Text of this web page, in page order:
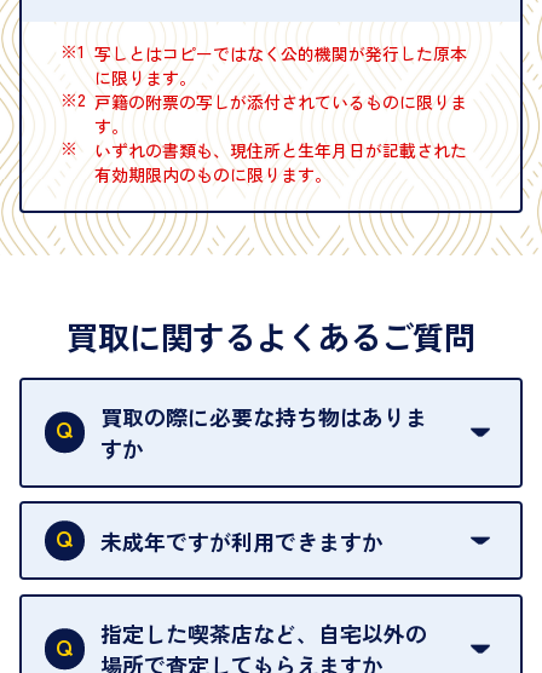
※1 写しとはコピーではなく公的機関が発行した原本
に限ります。
※2 戸籍の附票の写しが添付されているものに限りま
す。
※
いずれの書類も、現住所と生年月日が記載された
有効期限内のものに限ります。
買取に関するよくあるご質問
買取の際に必要な持ち物はありま
すか
本人確認書類をご用意ください。ご利用になれる書
類はこちらをご確認ください。
未成年ですが利用できますか
18歳未満の方は、保護者の同意があってもご利用い
ただけません。
指定した喫茶店など、自宅以外の
場所で査定してもらえますか